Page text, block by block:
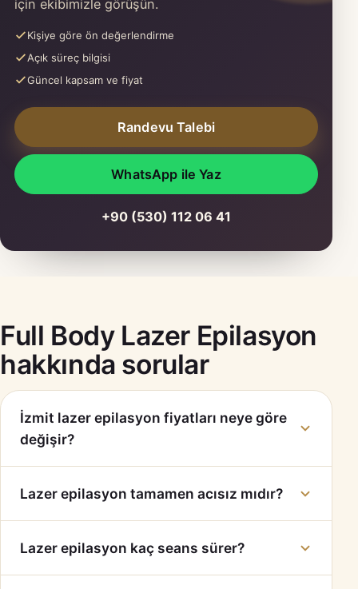
için ekibimizle görüşün.
Kişiye göre ön değerlendirme
Açık süreç bilgisi
Güncel kapsam ve fiyat
Randevu Talebi
WhatsApp ile Yaz
+90 (530) 112 06 41
Full Body Lazer Epilasyon
hakkında sorular
İzmit lazer epilasyon fiyatları neye göre
değişir?
Lazer epilasyon tamamen acısız mıdır?
Lazer epilasyon kaç seans sürer?